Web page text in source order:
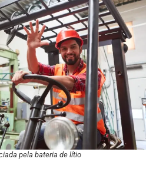
pela bateria de lítio